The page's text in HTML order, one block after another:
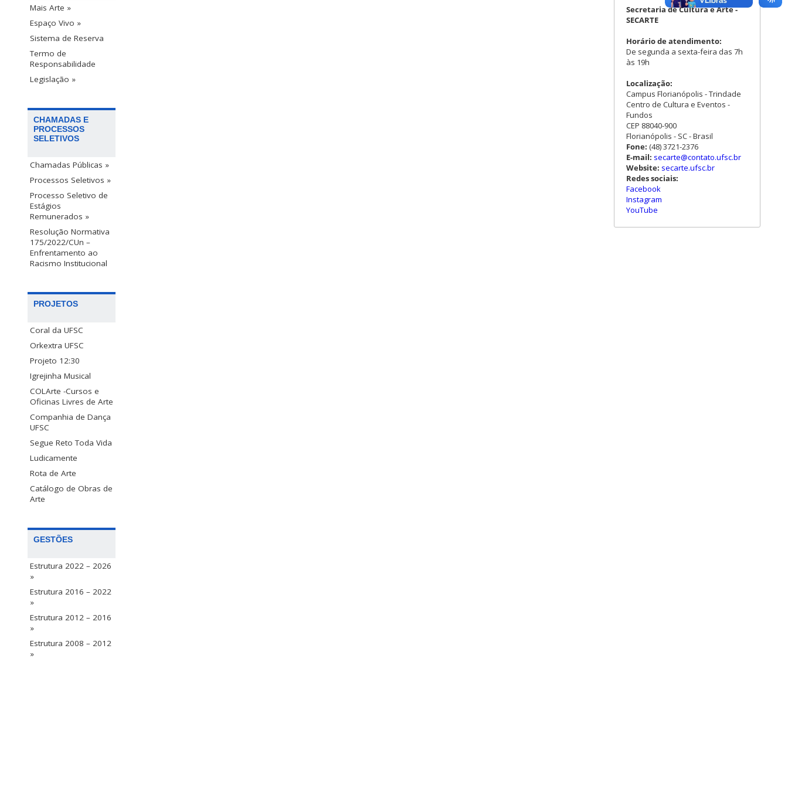
Mais Arte »
Espaço Vivo »
Sistema de Reserva
Termo de
Responsabilidade
Legislação »
CHAMADAS E
PROCESSOS
SELETIVOS
Chamadas Públicas »
Processos Seletivos »
Processo Seletivo de
Estágios
Remunerados »
Resolução Normativa
175/2022/CUn –
Enfrentamento ao
Racismo Institucional
PROJETOS
Coral da UFSC
Orkextra UFSC
Projeto 12:30
Igrejinha Musical
COLArte -Cursos e
Oficinas Livres de Arte
Companhia de Dança
UFSC
Segue Reto Toda Vida
Ludicamente
Rota de Arte
Catálogo de Obras de
Arte
GESTÕES
Estrutura 2022 – 2026
»
Estrutura 2016 – 2022
»
Estrutura 2012 – 2016
»
Estrutura 2008 – 2012
»
Secretaria de Cultura e Arte -
SECARTE
Horário de atendimento:
De segunda a sexta-feira das 7h
às 19h
Localização:
Campus Florianópolis - Trindade
Centro de Cultura e Eventos -
Fundos
CEP 88040-900
Florianópolis - SC - Brasil
Fone: (48) 3721-2376
E-mail: secarte@contato.ufsc.br
Website: secarte.ufsc.br
Redes sociais:
Facebook
Instagram
YouTube